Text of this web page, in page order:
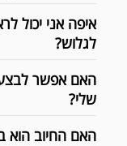
איפה אני יכול
לגלוש?
שלי?
האם החיוב הוא